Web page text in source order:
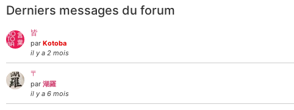
Derniers messages du forum
皆
par Kotoba
il y a 2 mois
〒
par 湖羅
il y a 6 mois